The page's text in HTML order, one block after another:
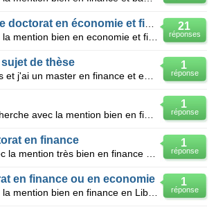
21
réponses
1
réponse
de thèse
1
réponse
1
réponse
en finance
1
réponse
en finance ou en economie